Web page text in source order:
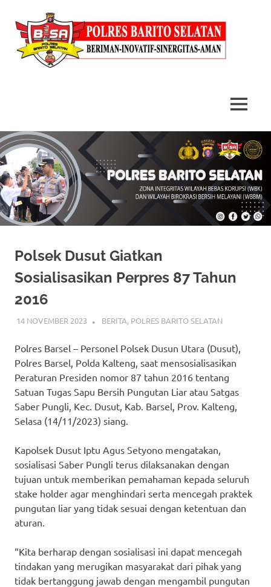
Skip
to
content
MENU
Polsek Dusut Giatkan
Sosialisasikan Perpres 87 Tahun
2016
14 NOVEMBER 2023 ADMIN_POLRESBARSEL
BERITA, POLRES BARITO SELATAN
Polres Barsel – Personel Polsek Dusun Utara (Dusut),
Polres Barsel, Polda Kalteng, saat mensosialisasikan
Peraturan Presiden nomor 87 tahun 2016 tentang
Satuan Tugas Sapu Bersih Pungutan Liar atau Satgas
Saber Pungli, Kec. Dusut, Kab. Barsel, Prov. Kalteng,
Selasa (14/11/2023) siang.
Kapolsek Dusut Iptu Agus Setyono mengatakan,
sosialisasi Saber Pungli terus dilaksanakan dengan
tujuan untuk memberikan pemahaman kepada seluruh
stake holder agar menghindari serta mencegah praktek
pungutan liar yang tidak sesuai dengan ketentuan dan
aturan.
“Kita berharap dengan sosialisasi ini dapat mencegah
tindakan yang merugikan masyarakat dari pihak yang
tidak bertanggung jawab dengan mengambil pungutan